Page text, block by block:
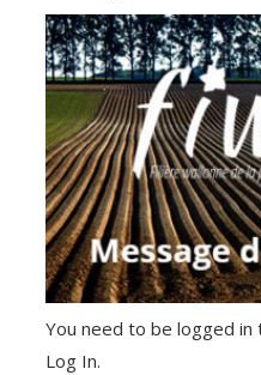
You need to be logged in
Log In.